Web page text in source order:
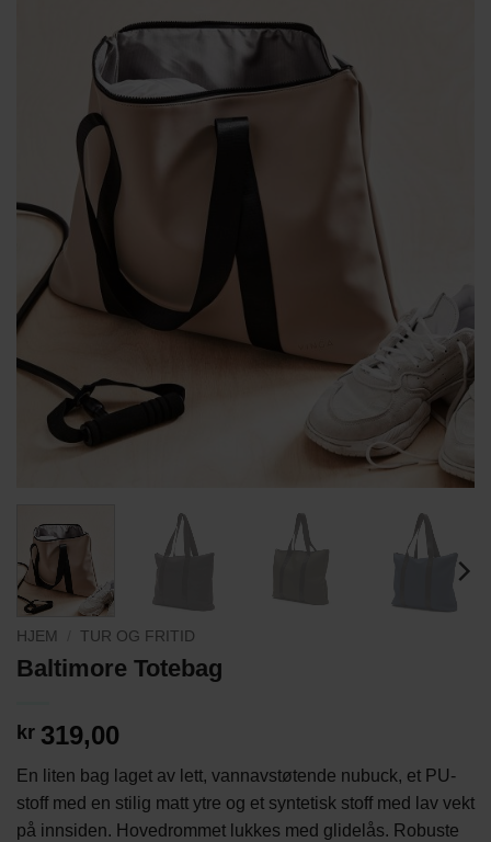
HJEM TUR OG FRITID
Baltimore Totebag
kr 319,00
En liten bag laget av lett, vannavstøtende nubuck, et PU-
stoff med en stilig matt ytre og et syntetisk stoff med lav vekt
på innsiden. Hovedrommet lukkes med glidelås. Robuste